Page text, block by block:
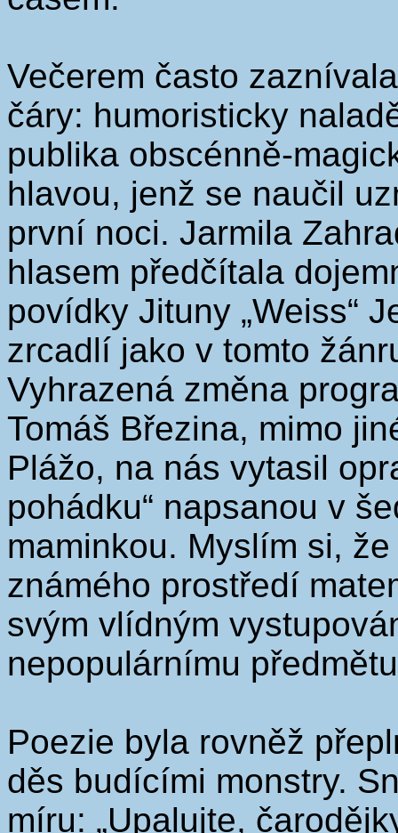
Večerem často
čáry: humoristicky
publika obscénně-
hlavou, jenž se naučil
první noci. Jarmila
hlasem předčítala
povídky Jituny „Weiss“
zrcadlí jako v tomto
Vyhrazená změna
Tomáš Březina, mimo
Plážo, na nás vytasil
pohádku“ napsanou v
maminkou. Myslím si,
známého prostředí
svým vlídným
nepopulárnímu
Poezie byla rovněž
děs budícími monstry.
míru: „Upalujte,